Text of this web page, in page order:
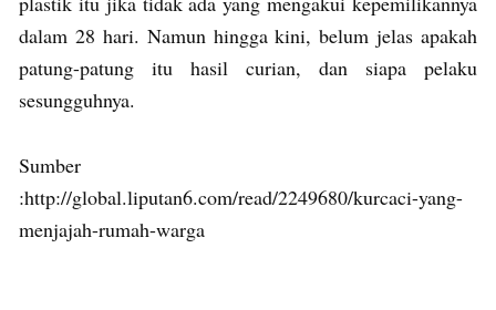
dalam 28 hari. Namun hingga kini, belum jelas apakah
patung-patung itu hasil curian, dan siapa pelaku
sesungguhnya.
Sumber
:http://global.liputan6.com/read/2249680/kurcaci-yang-
menjajah-rumah-warga